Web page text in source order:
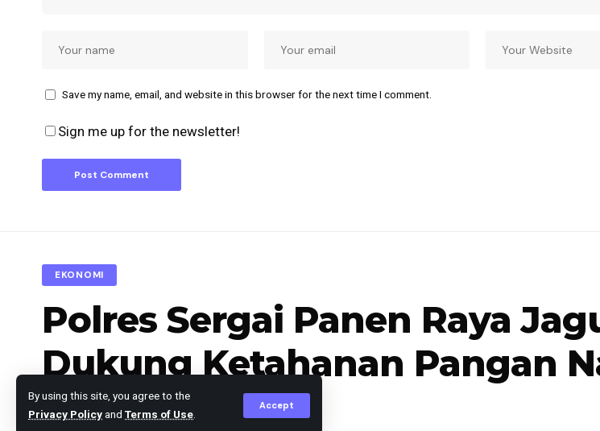
By using this site, you agree to the
Privacy Policyand Terms of Use
Accept
Save my name, email, and website in this browser for the next time I comment.
Sign me up for the newsletter!
EKONOMI
Polres Sergai Panen Raya
Dukung Ketahanan Pangan
Jaka Nov Published May 16, 2026